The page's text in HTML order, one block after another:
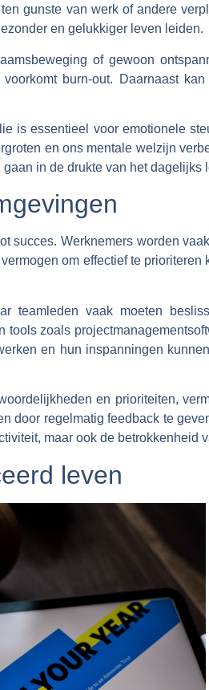
gunste van werk of andere
en gelukkiger leven leiden.
of gewoon
burn-out. Daarnaast
is essentieel voor emotionele
en ons mentale welzijn
in de drukte van het dagelijks
succes. Werknemers worden
om effectief te
teamleden vaak moeten
zoals
en hun inspanningen
en prioriteiten,
door regelmatig feedback te
maar ook de betrokkenheid
leven